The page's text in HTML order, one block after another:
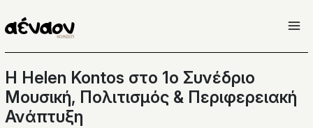
στο
περιεχόμενο
Η Helen Kontos στο 1ο Συνέδριο
Μουσική, Πολιτισμός & Περιφερειακή
Ανάπτυξη